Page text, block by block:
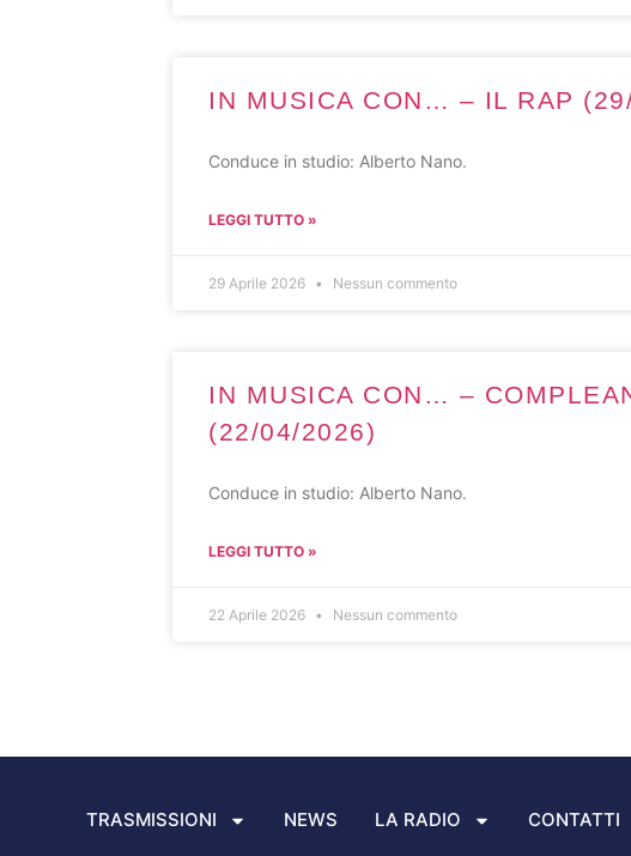
IN MUSICA CON… – IL RAP
Conduce in studio: Alberto Nano.
LEGGI TUTTO »
29 Aprile 2026 Nessun commento
IN MUSICA CON… –
(22/04/2026)
Conduce in studio: Alberto Nano.
LEGGI TUTTO »
22 Aprile 2026 Nessun commento
TRASMISSIONI NEWS LA RADIO CONTATTI